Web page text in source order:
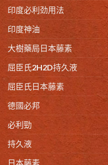
印度必利劲用法
印度神油
大樹藥局日本藤素
屈臣氏2H2D持久液
屈臣氏日本藤素
德國必邦
必利勁
持久液
日本藤素